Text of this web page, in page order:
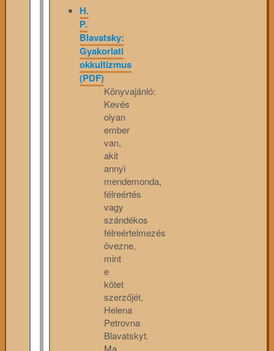
H.
P.
Blavatsky:
Gyakorlati
okkultizmus
(PDF)
Könyvajánló:
Kevés
olyan
ember
van,
akit
annyi
mendemonda,
félreértés
vagy
szándékos
félreértelmezés
övezne,
mint
e
kötet
szerzőjét,
Helena
Petrovna
Blavatskyt.
Ma